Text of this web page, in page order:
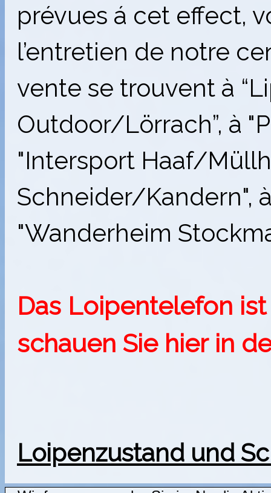
prévues á cet effect,
l’entretien de notre
vente se trouvent à
Outdoor/Lörrach”, à
"Intersport Haaf/
Schneider/Kandern",
"Wanderheim
Das Loipentelefon
schauen Sie hier in
Loipenzustand und